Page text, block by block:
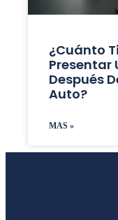
¿Cuánto
Presentar
Después
Auto?
MAS »